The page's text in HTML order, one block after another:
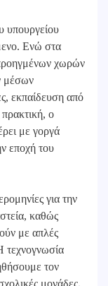
υπουργείου
Ενώ στα
χωρών
μέσων
εκπαίδευση από
ο
με γοργά
εποχή του
για την
καθώς
με απλές
τεχνογνωσία
τον
μονάδες.